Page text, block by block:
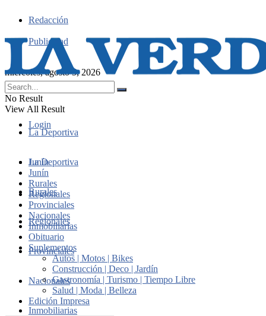
Redacción
Publicidad
miércoles, agosto 5, 2026
Login
No Result
View All Result
La Deportiva
Junín
Rurales
Regionales
Provinciales
Nacionales
Inmobiliarias
La Deportiva
Junín
Rurales
Regionales
Provinciales
Nacionales
Inmobiliarias
Obituario
Suplementos
Autos | Motos | Bikes
Construcción | Deco | Jardín
Gastronomía | Turismo | Tiempo Libre
Salud | Moda | Belleza
Edición Impresa